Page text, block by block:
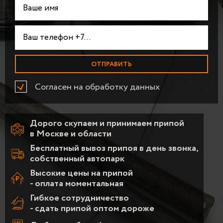
Дорого скупаем и принимаем припой
в Москве и области
Бесплатный вывоз припоя в день звонка,
собственный автопарк
Высокие цены на припой
- оплата моментальная
Гибкое сотрудничество
- сдать припой оптом дороже
Согласен на обработку данных